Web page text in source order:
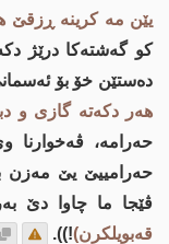
یێن مه‌ كرینه‌ ڕزقێ
کو گەشتەکا درێژ
دەستێن خۆ بۆ
هه‌ر دكه‌ته گازی و
حەرامە،
حەرامییێ یێ
ڤێجا ما چاوا دێ
قه‌بویلكرن)!)).